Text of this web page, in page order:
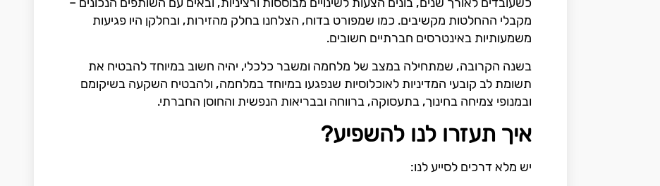
מקבלי ההחלטות מקשיבים. כמו שמפורט בדוח, הצלחנו בחלק מהזירות, ובחלקן היו פגיעות
משמעותיות באינטרסים חברתיים חשובים.
בשנה הקרובה, שמתחילה במצב של מלחמה ומשבר כלכלי, יהיה חשוב במיוחד להבטיח את
תשומת לב קובעי המדיניות לאוכלוסיות שנפגעו במיוחד במלחמה, ולהבטיח השקעה בשיקומם
ובמנופי צמיחה בחינוך, בתעסוקה, ברווחה ובבריאות הנפשית והחוסן החברתי.
איך תעזרו לנו להשפיע?
יש מלא דרכים לסייע לנו: